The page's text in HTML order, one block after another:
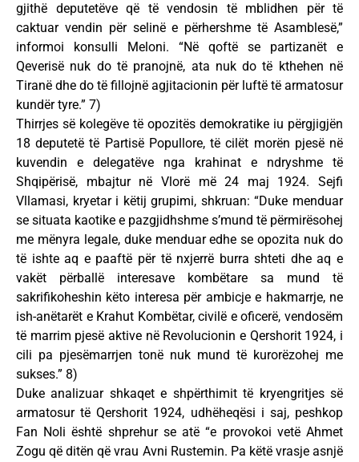
gjithë deputetëve që të vendosin të mblidhen për të
caktuar vendin për selinë e përhershme të Asamblesë,”
informoi konsulli Meloni. “Në qoftë se partizanët e
Qeverisë nuk do të pranojnë, ata nuk do të kthehen në
Tiranë dhe do të fillojnë agjitacionin për luftë të armatosur
kundër tyre.” 7)
Thirrjes së kolegëve të opozitës demokratike iu përgjigjën
18 deputetë të Partisë Popullore, të cilët morën pjesë në
kuvendin e delegatëve nga krahinat e ndryshme të
Shqipërisë, mbajtur në Vlorë më 24 maj 1924. Sejfi
Vllamasi, kryetar i këtij grupimi, shkruan: “Duke menduar
se situata kaotike e pazgjidhshme s’mund të përmirësohej
me mënyra legale, duke menduar edhe se opozita nuk do
të ishte aq e paaftë për të nxjerrë burra shteti dhe aq e
vakët përballë interesave kombëtare sa mund të
sakrifikoheshin këto interesa për ambicje e hakmarrje, ne
ish-anëtarët e Krahut Kombëtar, civilë e oficerë, vendosëm
të marrim pjesë aktive në Revolucionin e Qershorit 1924, i
cili pa pjesëmarrjen tonë nuk mund të kurorëzohej me
sukses.” 8)
Duke analizuar shkaqet e shpërthimit të kryengritjes së
armatosur të Qershorit 1924, udhëheqësi i saj, peshkop
Fan Noli është shprehur se atë “e provokoi vetë Ahmet
Zogu që ditën që vrau Avni Rustemin. Pa këtë vrasje asnjë